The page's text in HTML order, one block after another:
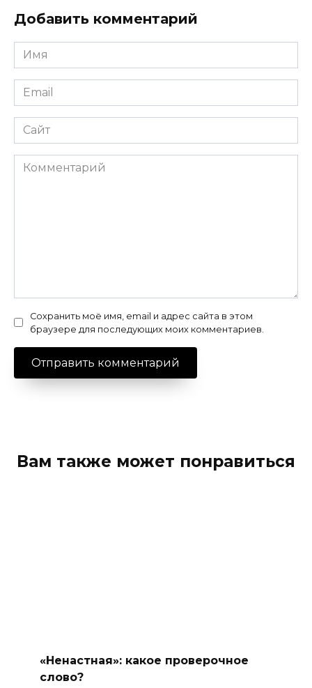
Добавить комментарий
Имя
*
Email
*
Сайт
Комментарий
Сохранить моё имя, email и адрес сайта в этом
браузере для последующих моих комментариев.
Вам также может понравиться
«Ненастная»: какое проверочное
слово?